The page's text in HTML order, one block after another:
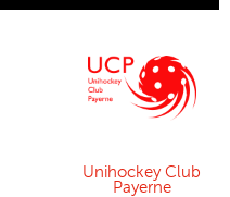
Unihockey Club
Payerne